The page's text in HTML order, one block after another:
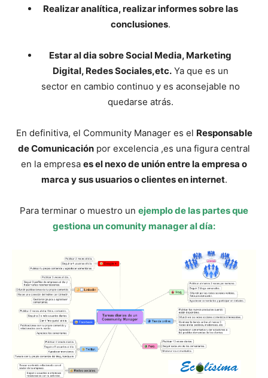
Realizar analítica, realizar informes sobre las
conclusiones.
Estar al dia sobre Social Media, Marketing
Digital, Redes Sociales,etc.Ya que es un
sector en cambio continuo y es aconsejable no
quedarse atrás.
En definitiva, el Community Manager es el Responsable
de Comunicación por excelencia ,es una figura central
en la empresa es el nexo de unión entre la empresa o
marca y sus usuarios o clientes en internet.
Para terminar o muestro un ejemplo de las partes que
gestiona un comunity manager al día: